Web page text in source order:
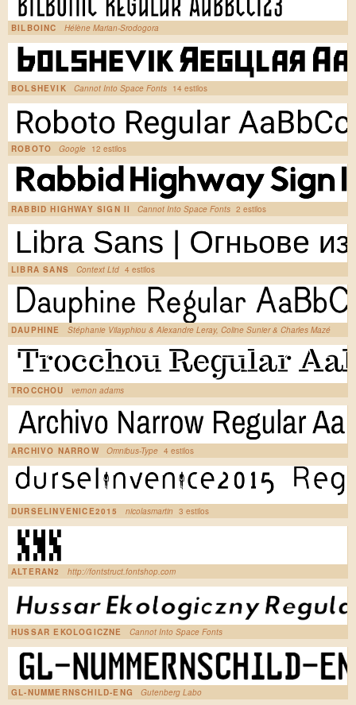
BILBOINC Hélène Marian-Srodogora
BOLSHEVIK Cannot Into Space Fonts 14 estilos
ROBOTO Google 12 estilos
RABBID HIGHWAY SIGN II Cannot Into Space Fonts 2 estilos
LIBRA SANS Context Ltd 4 estilos
DAUPHINE Stéphanie Vilayphiou & Alexandre Leray, Coline Sunier & Charles Mazé
TROCCHOU vernon adams
ARCHIVO NARROW Omnibus-Type 4 estilos
DURSELINVENICE2015 nicolasmartin 3 estilos
ALTERAN2 http://fontstruct.fontshop.com
HUSSAR EKOLOGICZNE Cannot Into Space Fonts
GL-NUMMERNSCHILD-ENG Gutenberg Labo